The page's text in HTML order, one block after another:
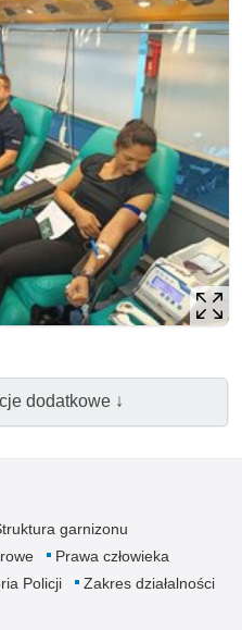
dodatkowe ↓
garnizonu
Prawa człowieka
Policji
Zakres działalności